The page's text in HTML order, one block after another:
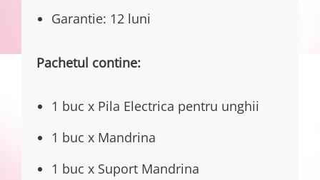
Garantie: 12 luni
Pachetul contine:
1 buc x Pila Electrica pentru unghii
1 buc x Mandrina
1 buc x Suport Mandrina